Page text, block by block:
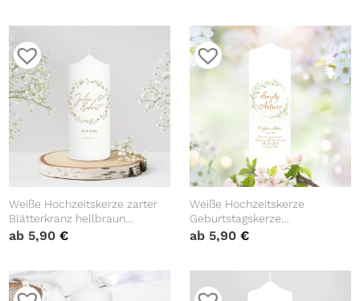
Hochzeit Jubiläum
Weiße Hochzeitskerze zarter
Blätterkranz hellbraun
personalisiert
ab 5,90€
Weiße Hochzeitskerze
Geburtstagskerze
Blumenkranz Maiglöckchen
ab 5,90 €